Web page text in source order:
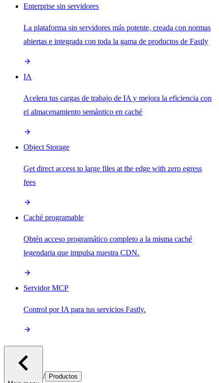
Enterprise sin servidores
La plataforma sin servidores más potente, creada con normas
abiertas e integrada con toda la gama de productos de Fastly
IA
Acelera tus cargas de trabajo de IA y mejora la eficiencia con
el almacenamiento semántico en caché
Object Storage
Get direct access to large files at the edge with zero egress
fees
Caché programable
Obtén acceso programático completo a la misma caché
legendaria que impulsa nuestra CDN.
Servidor MCP
Control por IA para tus servicios Fastly.
/ Productos